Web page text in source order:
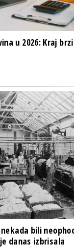
u 2026: Kraj
bili
danas izbrisala